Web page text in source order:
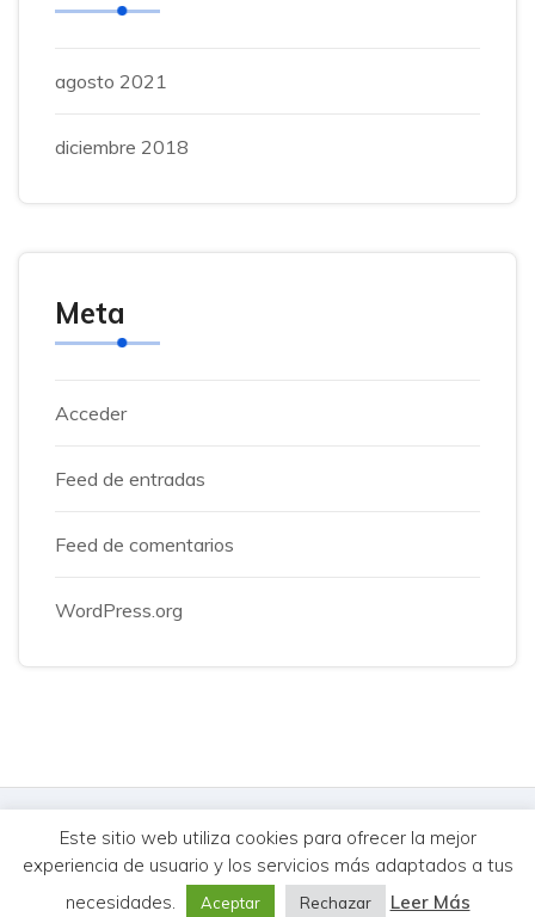
agosto 2021
diciembre 2018
Meta
Acceder
Feed de entradas
Feed de comentarios
WordPress.org
© MercureHUB 2026. Todos los derechos reservados.
Aviso Legal Cookies Privacidad | Síguenos:
Este sitio web utiliza cookies para ofrecer la mejor
experiencia de usuario y los servicios más adaptados a tus
necesidades.
Aceptar Rechazar Leer Más